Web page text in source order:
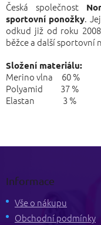
Česká společnost
sportovní ponožky.
odkud již od roku
běžce a další sportovní
Složení materiálu:
Merino vlna 60 %
Polyamid 37 %
Elastan 3 %
Informace
Vše o nákupu
Obchodní podmínky